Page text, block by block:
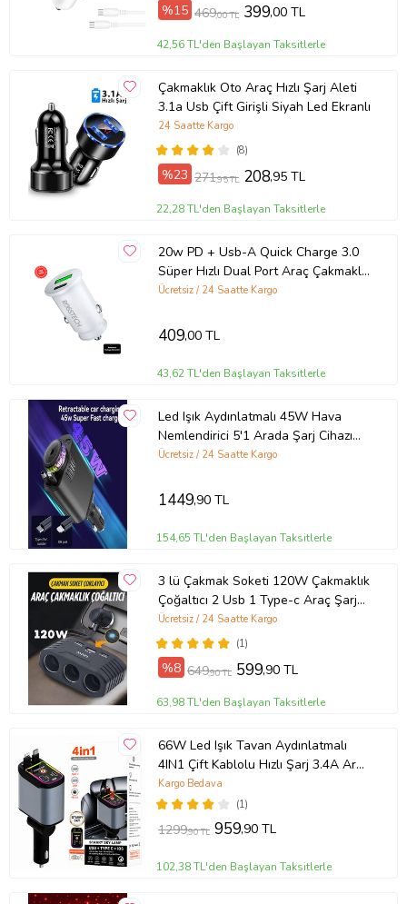
%15 469,00 TL 399,00 TL
42,56 TL'den Başlayan Taksitlerle
Çakmaklık Oto Araç Hızlı Şarj Aleti
3.1a Usb Çift Girişli Siyah Led Ekranlı
(8)
24 Saatte Kargo
%23 271,95 TL 208,95 TL
22,28 TL'den Başlayan Taksitlerle
20w PD + Usb-A Quick Charge 3.0
Süper Hızlı Dual Port Araç Çakmaklık
Şarj Cihazı
Ücretsiz / 24 Saatte Kargo
409,00 TL
43,62 TL'den Başlayan Taksitlerle
Led Işık Aydınlatmalı 45W Hava
Nemlendirici 5'1 Arada Şarj Cihazı
Araç İçi Çakmaklık Şarj Aleti
Ücretsiz / 24 Saatte Kargo
1449,90 TL
154,65 TL'den Başlayan Taksitlerle
3 lü Çakmak Soketi 120W Çakmaklık
Çoğaltıcı 2 Usb 1 Type-c Araç Şarj
Cihazı Çakmak Çoklayıcı
(1)
Ücretsiz / 24 Saatte Kargo
%8 649,90 TL 599,90 TL
63,98 TL'den Başlayan Taksitlerle
66W Led Işık Tavan Aydınlatmalı
4IN1 Çift Kablolu Hızlı Şarj 3.4A Araç
İçi Çakmaklık Şarj Aleti
(1)
Kargo Bedava
1299,90 TL 959,90 TL
102,38 TL'den Başlayan Taksitlerle